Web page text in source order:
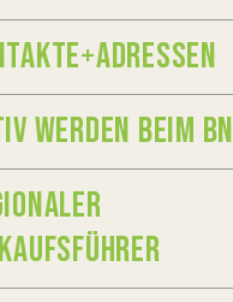
WERDEN BEIM BN